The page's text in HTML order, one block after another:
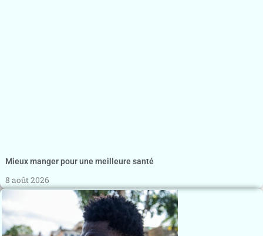
Mieux manger pour une meilleure santé
8 août 2026